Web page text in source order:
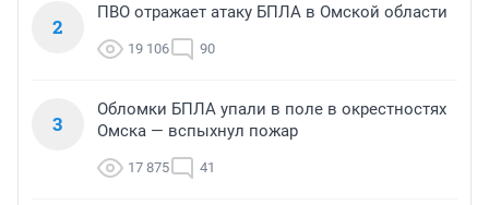
2
ПВО отражает атаку БПЛА в Омской области
19 106 90
3
Обломки БПЛА упали в поле в окрестностях
Омска — вспыхнул пожар
17 875 41